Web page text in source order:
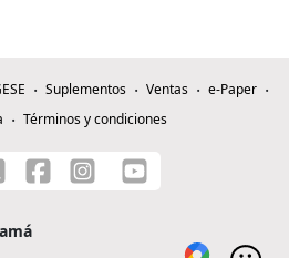
Suplementos Ventas
e-Paper
Términos y condiciones